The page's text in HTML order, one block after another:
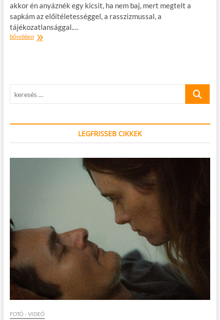
akkor én anyáznék egy kicsit, ha nem baj, mert megtelt a
sapkám az előítéletességgel, a rasszizmussal, a
tájékozatlansággal.…
bővebbenMindent
keresés
LEGFRISSEB CIKKEK
FOTÓ - VIDEÓ